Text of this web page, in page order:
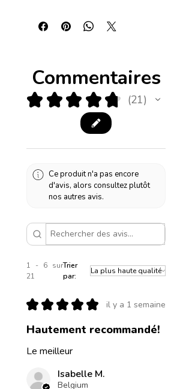
Commentaires
★ ★ ★ ★ ★ 21
21
Ce produit n'a pas encore
d'avis, alors consultez plutôt
nos autres avis.
1 - 6 sur
21
Trier
par:
★ ★ ★ ★ ★ il y a 1 semaine
Hautement recommandé!
Le meilleur
Isabelle M.
Belgium